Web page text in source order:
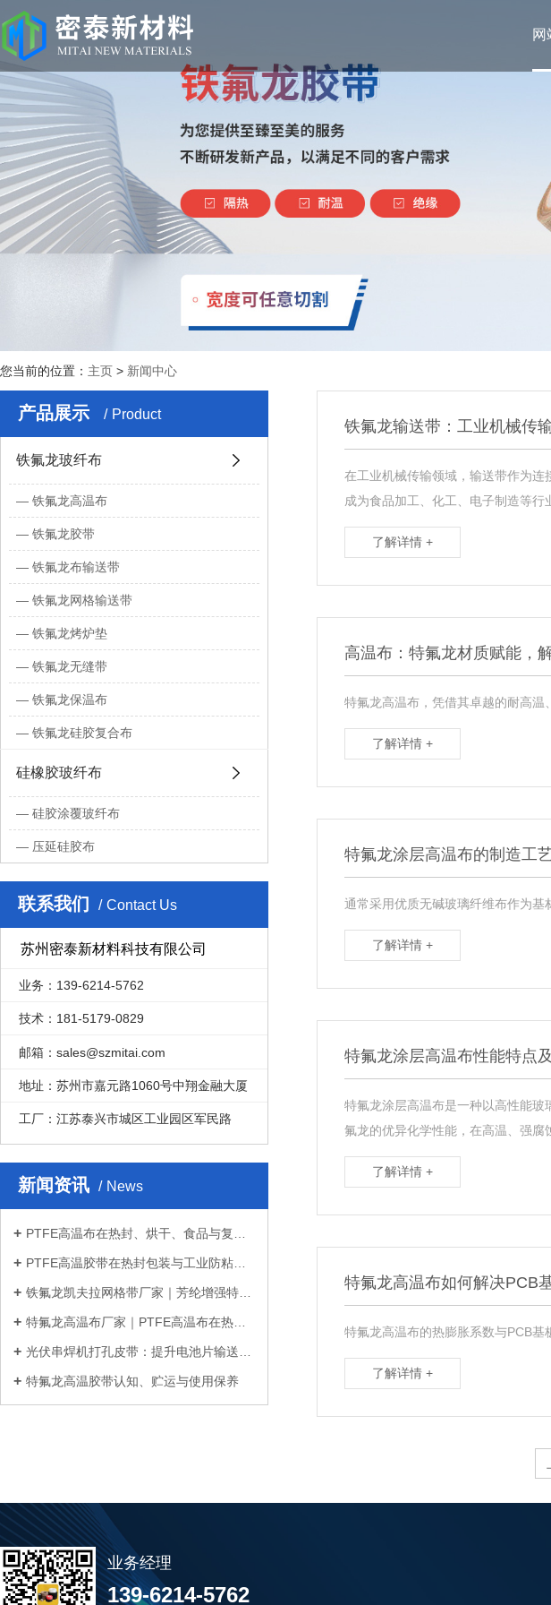
网
您当前的位置： 主页 > 新闻中心
产品展示 Product
铁氟龙玻纤布
铁氟龙高温布
铁氟龙胶带
铁氟龙布输送带
铁氟龙网格输送带
铁氟龙烤炉垫
铁氟龙无缝带
铁氟龙保温布
铁氟龙硅胶复合布
硅橡胶玻纤布
硅胶涂覆玻纤布
压延硅胶布
联系我们 Contact Us
苏州密泰新材料科技有限公司
业务：139-6214-5762
技术：181-5179-0829
邮箱：sales@szmitai.com
地址：苏州市嘉元路1060号中翔金融大厦
工厂：江苏泰兴市城区工业园区军民路
新闻资讯 News
PTFE高温布在热封、烘干、食品与复合材...
PTFE高温胶带在热封包装与工业防粘中的...
铁氟龙凯夫拉网格带厂家｜芳纶增强特氟...
特氟龙高温布厂家｜PTFE高温布在热封、...
光伏串焊机打孔皮带：提升电池片输送稳...
特氟龙高温胶带认知、贮运与使用保养
铁氟龙输送带：工业机械传
在工业机械传输领域，输送带作为连
成为食品加工、化工、电子制造等行
了解详情 +
高温布：特氟龙材质赋能，
特氟龙高温布，凭借其卓越的耐高温
了解详情 +
特氟龙涂层高温布的制造工
通常采用优质无碱玻璃纤维布作为
了解详情 +
特氟龙涂层高温布性能特点
特氟龙涂层高温布是一种以高性能
氟龙的优异化学性能，在高温、强腐
了解详情 +
特氟龙高温布如何解决PCB
特氟龙高温布的热膨胀系数与PCB
了解详情 +
业务经理
139-6214-5762